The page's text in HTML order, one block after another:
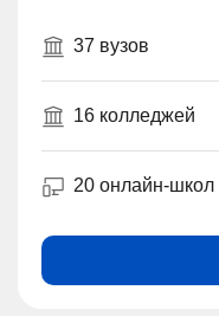
37 вузов
16 колледжей
20 онлайн-школ